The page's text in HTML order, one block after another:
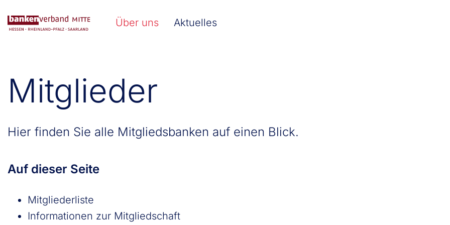
Über uns
Aktuelles
Mitglieder
Hier finden Sie alle Mitgliedsbanken auf einen Blick.
Auf dieser Seite
Mitgliederliste
Informationen zur Mitgliedschaft